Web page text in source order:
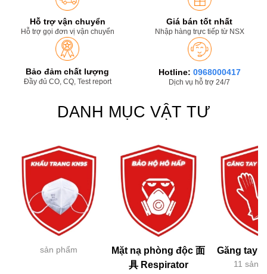
Hỗ trợ vận chuyển
Hỗ trợ gọi đơn vị vận chuyển
Giá bán tốt nhất
Nhập hàng trực tiếp từ NSX
Bảo đảm chất lượng
Đầy đủ CO, CQ, Test report
Hotline: 0968000417
Dịch vụ hỗ trợ 24/7
DANH MỤC VẬT TƯ
sản phẩm
Mặt nạ phòng độc 面
具 Respirator
Găng tay
11 sản